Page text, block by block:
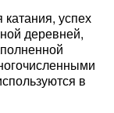
успех
деревней,
в